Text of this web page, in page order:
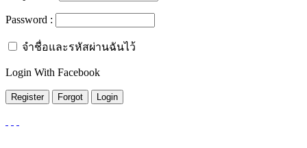
Password :
จำชื่อและรหัสผ่านฉันไว้
Login With Facebook